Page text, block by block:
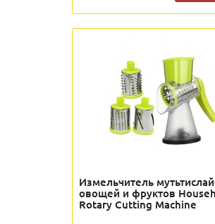
Измельчитель
овощей и фруктов
Rotary Cutting Machine